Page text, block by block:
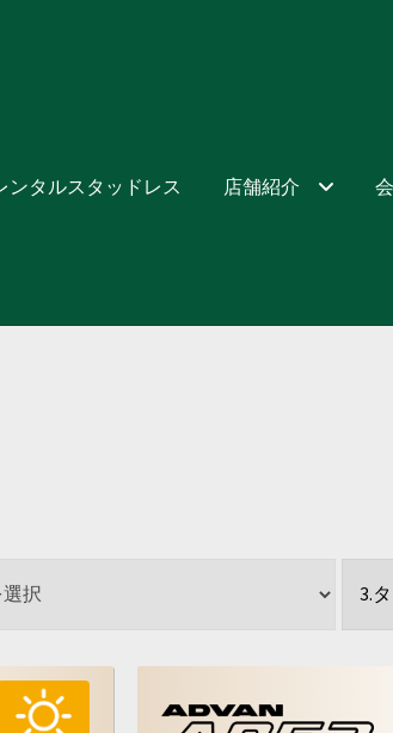
ンタルスタッドレス 店舗紹介